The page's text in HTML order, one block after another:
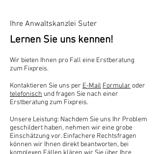
Ihre Anwaltskanzlei Suter
Lernen Sie uns kennen!
Wir bieten Ihnen pro Fall eine Erstberatung
zum Fixpreis.
Kontaktieren Sie uns per E-Mail Formular oder
telefonisch und fragen Sie nach einer
Erstberatung zum Fixpreis.
Unsere Leistung: Nachdem Sie uns Ihr Problem
geschildert haben, nehmen wir eine grobe
Einschätzung vor. Einfachere Rechtsfragen
können wir Ihnen direkt beantworten, bei